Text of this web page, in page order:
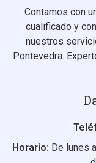
Contamos con
cualificado y
nuestros
Pontevedra.
Horario: De lunes